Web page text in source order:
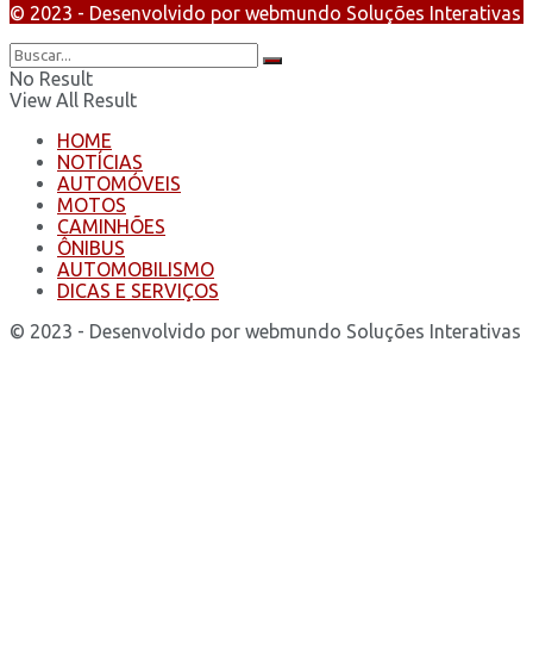
© 2023 - Desenvolvido por webmundo Soluções Interativas
No Result
View All Result
HOME
NOTÍCIAS
AUTOMÓVEIS
MOTOS
CAMINHÕES
ÔNIBUS
AUTOMOBILISMO
DICAS E SERVIÇOS
© 2023 - Desenvolvido por webmundo Soluções Interativas